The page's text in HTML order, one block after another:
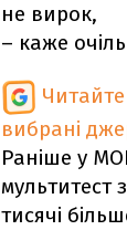
не вирок,
– каже
вибрані
Раніше у
мультитест
тисячі